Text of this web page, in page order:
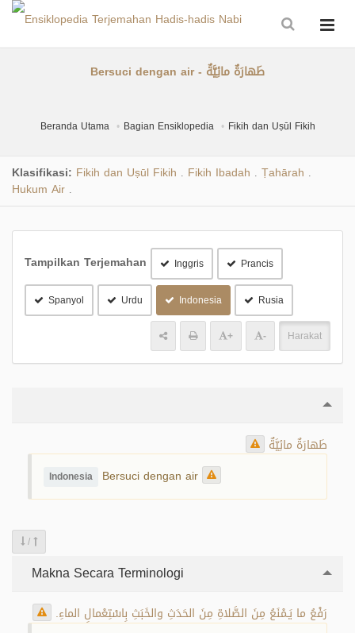
Bersuci dengan air - طَهارَةٌ مائِيَّةٌ
Beranda Utama Bagian Ensiklopedia Fikih dan Uṣūl Fikih
Klasifikasi: Fikih dan Uṣūl Fikih Fikih Ibadah Ṭahārah
Hukum Air
Tampilkan Terjemahan Inggris Prancis
Spanyol Urdu Indonesia Rusia
+ - Harakat
طَهارَةٌ مائِيَّةٌ
Indonesia Bersuci dengan air
/
Makna Secara Terminologi
رَفْعُ ما يَـمْنَعُ مِنَ الصَّلاةِ مِنَ الحَدَثِ والخَبَثِ بِاسْتِعْمالِ الماءِ.